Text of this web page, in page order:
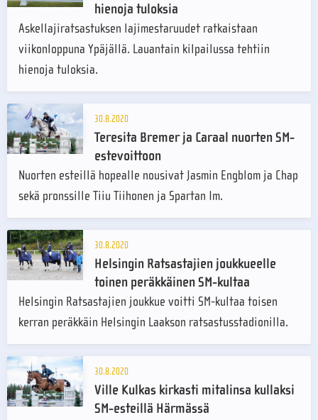
hienoja tuloksia
Askellajiratsastuksen lajimestaruudet ratkaistaan
viikonloppuna Ypäjällä. Lauantain kilpailussa tehtiin
hienoja tuloksia.
30.8.2020
Teresita Bremer ja Caraal nuorten SM-
estevoittoon
Nuorten esteillä hopealle nousivat Jasmin Engblom ja Chap
sekä pronssille Tiiu Tiihonen ja Spartan Im.
30.8.2020
Helsingin Ratsastajien joukkueelle
toinen peräkkäinen SM-kultaa
Helsingin Ratsastajien joukkue voitti SM-kultaa toisen
kerran peräkkäin Helsingin Laakson ratsastusstadionilla.
30.8.2020
Ville Kulkas kirkasti mitalinsa kullaksi
SM-esteillä Härmässä